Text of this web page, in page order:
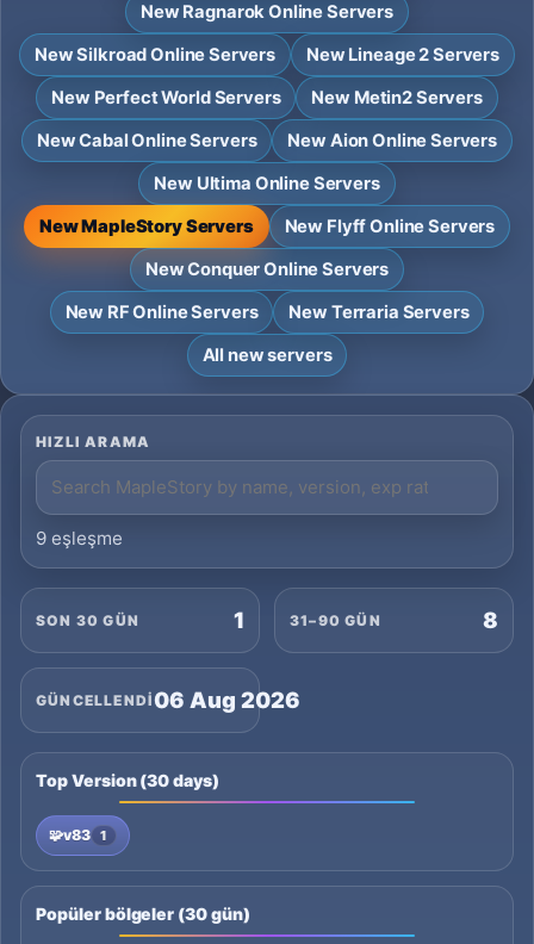
New Ragnarok Online Servers
New Silkroad Online Servers
New Lineage 2 Servers
New Perfect World Servers
New Metin2 Servers
New Cabal Online Servers
New Aion Online Servers
New Ultima Online Servers
New MapleStory Servers
New Flyff Online Servers
New Conquer Online Servers
New RF Online Servers
New Terraria Servers
All new servers
HIZLI ARAMA
9 eşleşme
SON 30 GÜN 1 31–90 GÜN 8
GÜNCELLENDI06 Aug 2026
Top Version (30 days)
🧩v83 1
Popüler bölgeler (30 gün)